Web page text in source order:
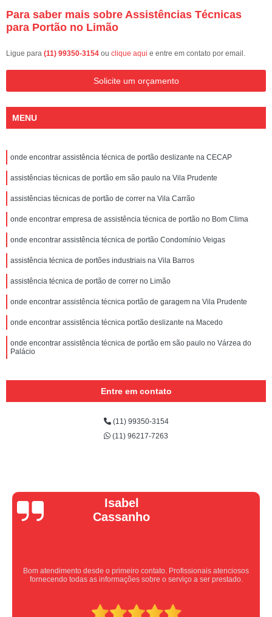
Para saber mais sobre Assistências Técnicas
para Portão no Limão
Ligue para (11) 99350-3154 ou clique aqui e entre em contato por email.
Solicite um orçamento
MENU
onde encontrar assistência técnica de portão deslizante na CECAP
assistências técnicas de portão em são paulo na Vila Prudente
assistências técnicas de portão de correr na Vila Carrão
onde encontrar empresa de assistência técnica de portão no Bom Clima
onde encontrar assistência técnica de portão Condomínio Veigas
assistência técnica de portões industriais na Vila Barros
assistência técnica de portão de correr no Limão
onde encontrar assistência técnica portão de garagem na Vila Prudente
onde encontrar assistência técnica portão deslizante na Macedo
onde encontrar assistência técnica de portão em são paulo no Várzea do
Palácio
Entre em contato
(11) 99350-3154
(11) 96217-7263
Vera Maria
Equipe nota 10, trabalho rápido com excelência , super organizados.
Super indico.